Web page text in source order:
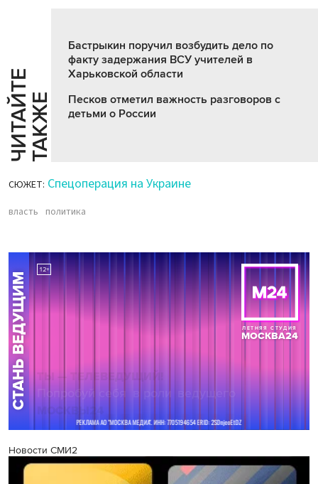
Ч
И
Т
АЙ
Т
Е
Т
А
К
ЖЕ
Бастрыкин поручил возбудить дело по
факту задержания ВСУ учителей в
Харьковской области
Песков отметил важность разговоров с
детьми о России
СЮЖЕТ: Спецоперация на Украине
власть политика
Новости СМИ2